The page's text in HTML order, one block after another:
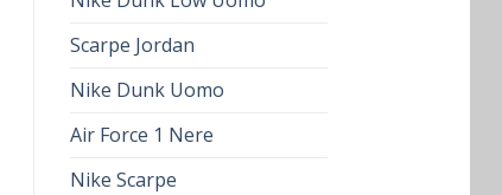
Scarpe Jordan
Nike Dunk Uomo
Air Force 1 Nere
Nike Scarpe